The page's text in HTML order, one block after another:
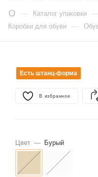
— Каталог упаковки
Коробки для обуви —
Есть штанц-форма
В избранное
Цвет — Бурый